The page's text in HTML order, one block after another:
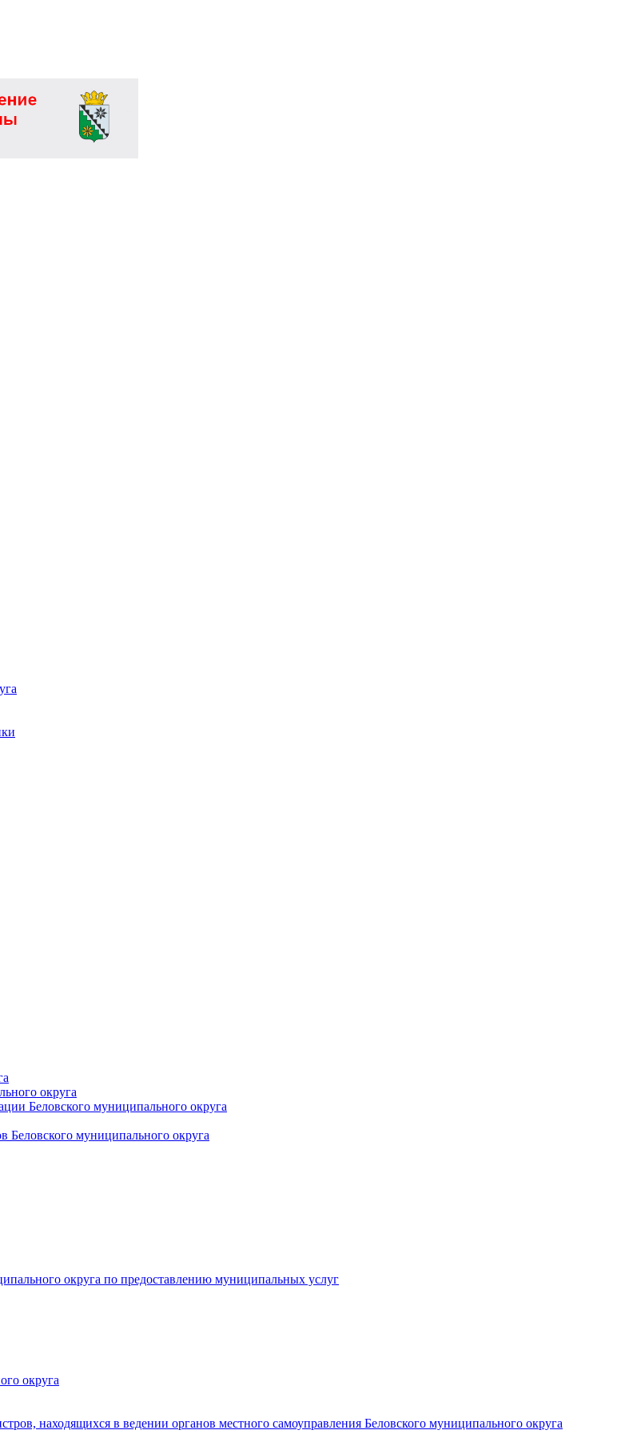
округа
Беловского муниципального округа
Беловского муниципального округа
округа по предоставлению муниципальных услуг
округа
находящихся в ведении органов местного самоуправления Беловского муниципального округа